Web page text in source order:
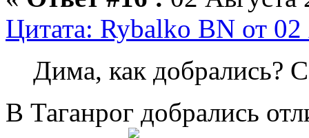
Цитата: Rybalko BN от
Дима, как добрались?
В Таганрог добрались